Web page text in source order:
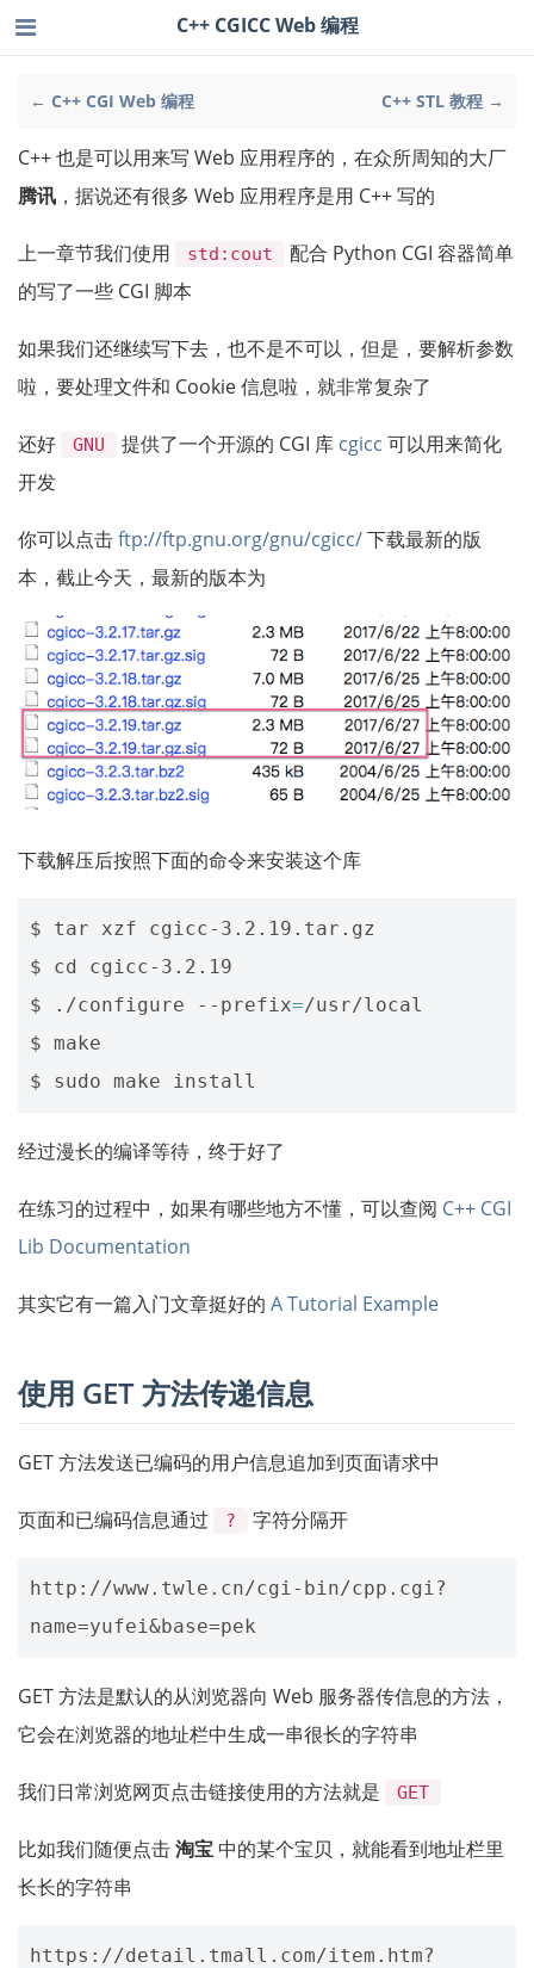
← C++ CGI Web 编程 C++ STL 教程 →
C++ CGICC Web 编程
C++ 也是可以用来写 Web 应用程序的，在众所周知的大厂
腾讯 ，据说还有很多 Web 应用程序是用 C++ 写的
上一章节我们使用 std:cout
配合 Python CGI 容器简单
的写了一些 CGI 脚本
如果我们还继续写下去，也不是不可以，但是，要解析参数
啦，要处理文件和 Cookie 信息啦，就非常复杂了
还好 GNU 提供了一个开源的 CGI 库 cgicc 可以用来简化
开发
你可以点击ftp://ftp.gnu.org/gnu/cgicc/下载最新的版
本，截止今天，最新的版本为
下载解压后按照下面的命令来安装这个库
$ tar xzf cgicc-3.2.19.tar.gz
$ cd cgicc-3.2.19
$ ./configure --prefix=/usr/local
$ make
经过漫长的编译等待，终于好了
在练习的过程中，如果有哪些地方不懂，可以查阅 C++ CGI
Lib Documentation
其实它有一篇入门文章挺好的 A Tutorial Example
使用 GET 方法传递信息
GET 方法发送已编码的用户信息追加到页面请求中
页面和已编码信息通过 ? 字符分隔开
http://www.twle.cn/cgi-bin/cpp.cgi?
GET 方法是默认的从浏览器向 Web 服务器传信息的方法，
它会在浏览器的地址栏中生成一串很长的字符串
我们日常浏览网页点击链接使用的方法就是 GET
比如我们随便点击淘宝 中的某个宝贝，就能看到地址栏里
长长的字符串
https://detail.tmall.com/item.htm?